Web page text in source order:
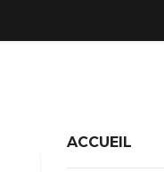
ACCUEIL